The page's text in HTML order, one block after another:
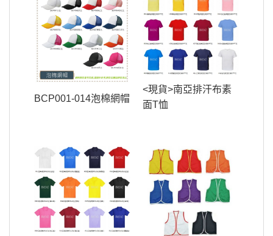
BCP001-014泡棉網帽
<現貨>南亞排汗布素
面T恤